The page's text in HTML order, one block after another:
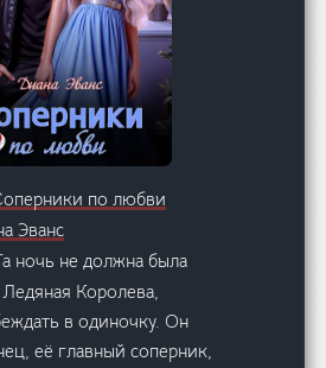
по любви
Эванс
ночь не должна была
Королева,
в одиночку. Он
её главный соперник,